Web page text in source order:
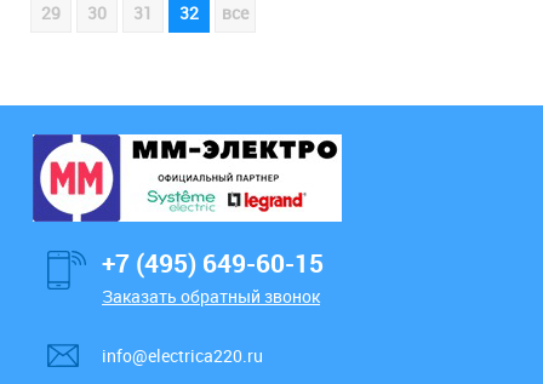
29
30 31 32 все
+7 (495) 649-60-15
Заказать обратный звонок
info@electrica220.ru